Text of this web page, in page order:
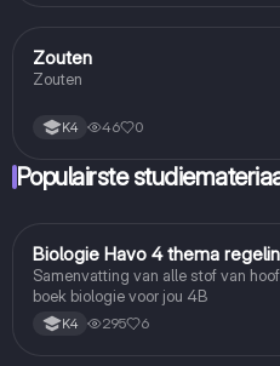
Scheikunde
Zouten
Zouten
K4 46 0
Populairste
Biologie
Biologie Havo 4 thema
Samenvatting van alle stof van
boek biologie voor jou 4B
K4 295 6